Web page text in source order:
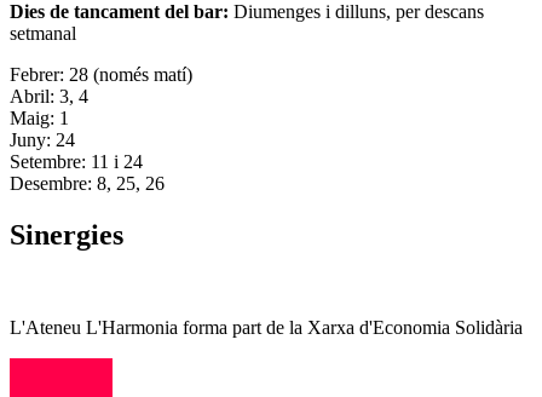
Dies de tancament del bar: Diumenges i dilluns, per descans
setmanal
Febrer: 28 (només matí)
Abril: 3, 4
Maig: 1
Juny: 24
Setembre: 11 i 24
Desembre: 8, 25, 26
Sinergies
L'Ateneu L'Harmonia forma part de la Xarxa d'Economia Solidària